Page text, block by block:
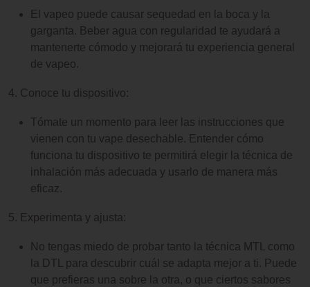
El vapeo puede causar sequedad en la boca y la
garganta. Beber agua con regularidad te ayudará a
mantenerte cómodo y mejorará tu experiencia general
de vapeo.
4. Conoce tu dispositivo:
Tómate un momento para leer las instrucciones que
vienen con tu vape desechable. Entender cómo
funciona tu dispositivo te permitirá elegir la técnica de
inhalación más adecuada y usarlo de manera más
eficaz.
5. Experimenta y ajusta:
No tengas miedo de probar tanto la técnica MTL como
la DTL para descubrir cuál se adapta mejor a ti. Puede
que prefieras una sobre la otra, o que ciertos sabores